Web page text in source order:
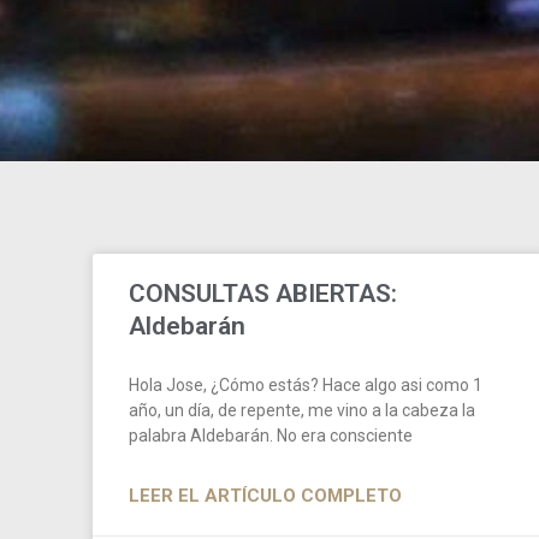
CONSULTAS ABIERTAS:
Aldebarán
Hola Jose, ¿Cómo estás? Hace algo asi como 1
año, un día, de repente, me vino a la cabeza la
palabra Aldebarán. No era consciente
LEER EL ARTÍCULO COMPLETO